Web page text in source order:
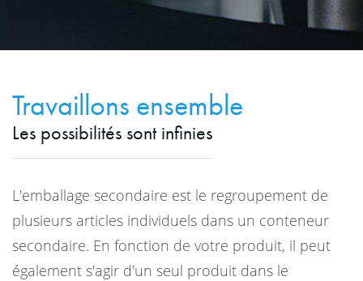
Travaillons ensemble
Les possibilités sont infinies
L'emballage secondaire est le regroupement de
plusieurs articles individuels dans un conteneur
secondaire. En fonction de votre produit, il peut
également s'agir d'un seul produit dans le